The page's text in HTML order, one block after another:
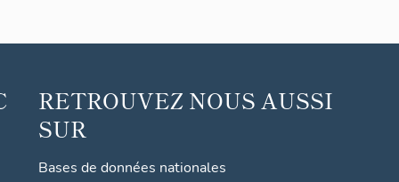
RETROUVEZ NOUS AUSSI
SUR
Bases de données nationales